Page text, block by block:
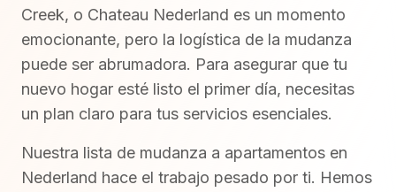
Creek, o Chateau Nederland es un momento
emocionante, pero la logística de la mudanza
puede ser abrumadora. Para asegurar que tu
nuevo hogar esté listo el primer día, necesitas
un plan claro para tus servicios esenciales.
Nuestra lista de mudanza a apartamentos en
Nederland hace el trabajo pesado por ti. Hemos